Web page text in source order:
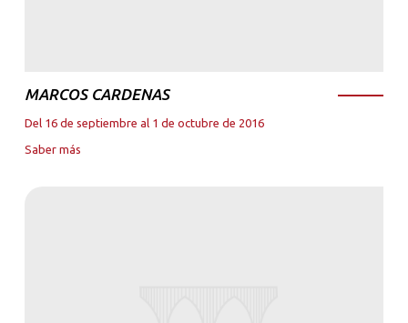
MARCOS CARDENAS
Del 16 de septiembre al 1 de octubre de 2016
Saber más